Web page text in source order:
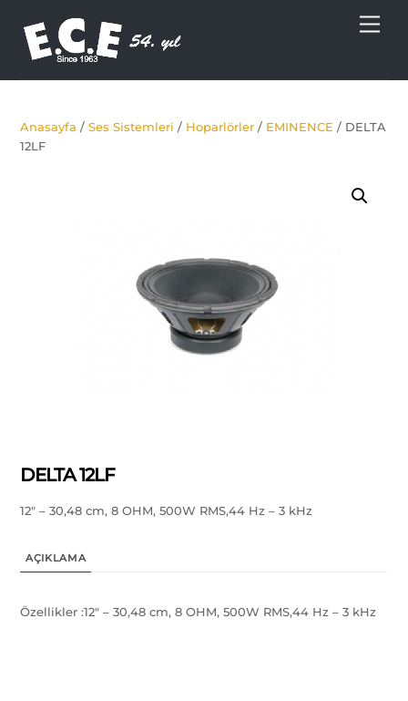
content
Anasayfa /Ses Sistemleri / Hoparlörler / EMINENCE / DELTA
12LF
DELTA 12LF
12″ – 30,48 cm, 8 OHM, 500W RMS,44 Hz – 3 kHz
AÇIKLAMA
Özellikler :12″ – 30,48 cm, 8 OHM, 500W RMS,44 Hz – 3 kHz